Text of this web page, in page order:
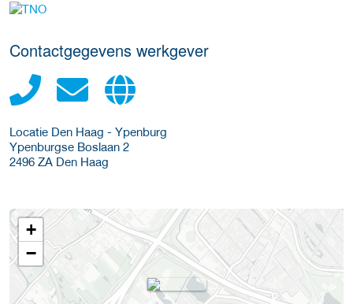
Meer werkgever details
Contactgegevens werkgever
Locatie Den Haag - Ypenburg
Ypenburgse Boslaan 2
2496 ZA Den Haag
+
−